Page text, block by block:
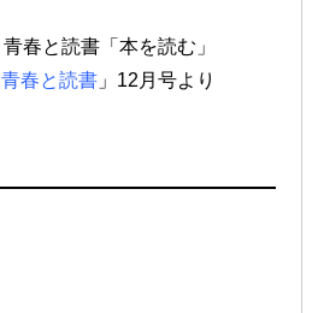
青春と読書「本を読む」
青春と読書 」12月号より